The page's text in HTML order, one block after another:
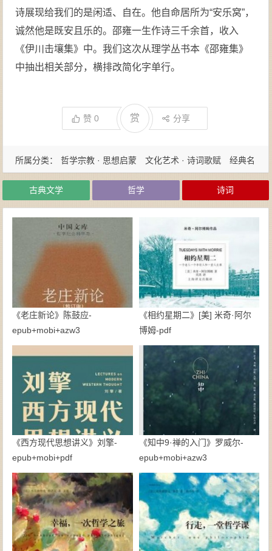
诗展现给我们的是闲适、自在。他自命居所为“安乐窝”，
诚然他是既安且乐的。邵雍一生作诗三千余首，收入
《伊川击壤集》中。我们这次从理学丛书本《邵雍集》
中抽出相关部分，横排改简化字单行。
赞0 赏 分享
所属分类： 哲学宗教 · 思想启蒙 文化艺术 · 诗词歌赋
经典名
古典文学
哲学 诗词
《老庄新论》陈鼓应-
epub+mobi+azw3
《相约星期二》[美] 米奇·阿尔
博姆-pdf
《西方现代思想讲义》刘擎-
epub+mobi+pdf
《知中9·禅的入门》罗威尔-
epub+mobi+azw3